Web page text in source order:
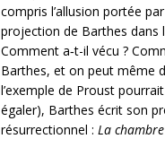
compris l’allusion portée
projection de Barthes dans
Comment a‑t-il vécu ?
Barthes, et on peut même
l’exemple de Proust
égaler), Barthes écrit son
résurrectionnel : La